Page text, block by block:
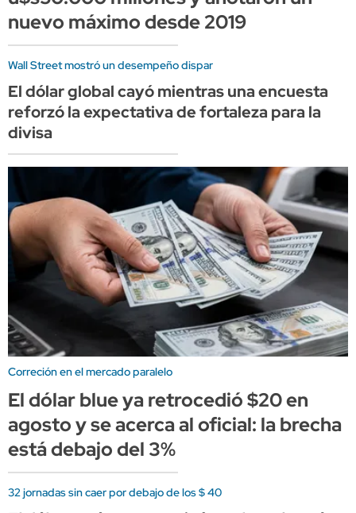
nuevo máximo desde 2019
Wall Street mostró un desempeño dispar
El dólar global cayó mientras una encuesta
reforzó la expectativa de fortaleza para la
divisa
Correción en el mercado paralelo
El dólar blue ya retrocedió $20 en
agosto y se acerca al oficial: la brecha
está debajo del 3%
32 jornadas sin caer por debajo de los $ 40